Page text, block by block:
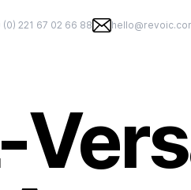
(0) 221 67 02 66 88